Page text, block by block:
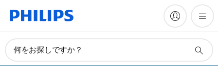
何をお探しですか？